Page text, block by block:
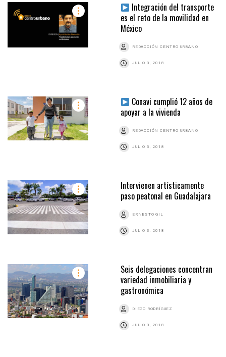
Integración del transporte
es el reto de la movilidad en
México
REDACCIÓN CENTRO URBANO
JULIO 3, 2018
Conavi cumplió 12 años de
apoyar a la vivienda
REDACCIÓN CENTRO URBANO
JULIO 3, 2018
Intervienen artísticamente
paso peatonal en Guadalajara
ERNESTO GIL
JULIO 3, 2018
Seis delegaciones concentran
variedad inmobiliaria y
gastronómica
DIEGO RODRÍGUEZ
JULIO 3, 2018